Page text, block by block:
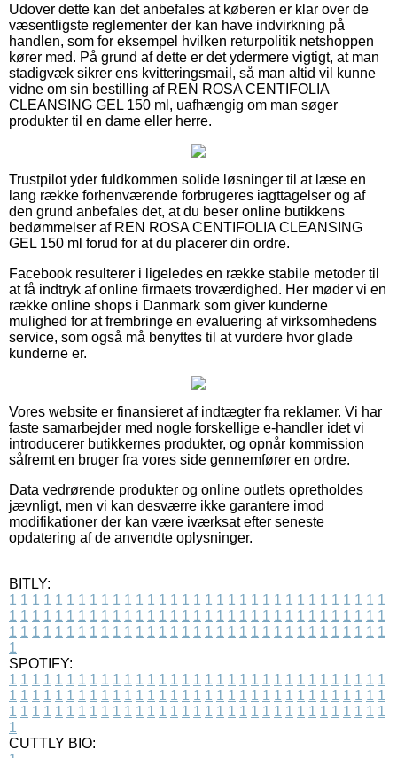
Udover dette kan det anbefales at køberen er klar over de
væsentligste reglementer der kan have indvirkning på
handlen, som for eksempel hvilken returpolitik netshoppen
kører med. På grund af dette er det ydermere vigtigt, at man
stadigvæk sikrer ens kvitteringsmail, så man altid vil kunne
vidne om sin bestilling af REN ROSA CENTIFOLIA
CLEANSING GEL 150 ml, uafhængig om man søger
produkter til en dame eller herre.
Trustpilot yder fuldkommen solide løsninger til at læse en
lang række forhenværende forbrugeres iagttagelser og af
den grund anbefales det, at du beser online butikkens
bedømmelser af REN ROSA CENTIFOLIA CLEANSING
GEL 150 ml forud for at du placerer din ordre.
Facebook resulterer i ligeledes en række stabile metoder til
at få indtryk af online firmaets troværdighed. Her møder vi en
række online shops i Danmark som giver kunderne
mulighed for at frembringe en evaluering af virksomhedens
service, som også må benyttes til at vurdere hvor glade
kunderne er.
Vores website er finansieret af indtægter fra reklamer. Vi har
faste samarbejder med nogle forskellige e-handler idet vi
introducerer butikkernes produkter, og opnår kommission
såfremt en bruger fra vores side gennemfører en ordre.
Data vedrørende produkter og online outlets opretholdes
jævnligt, men vi kan desværre ikke garantere imod
modifikationer der kan være iværksat efter seneste
opdatering af de anvendte oplysninger.
BITLY:
1 1 1 1 1 1 1 1 1 1 1 1 1 1 1 1 1 1 1 1 1 1 1 1 1 1 1 1 1 1 1 1 1
1 1 1 1 1 1 1 1 1 1 1 1 1 1 1 1 1 1 1 1 1 1 1 1 1 1 1 1 1 1 1 1 1
1 1 1 1 1 1 1 1 1 1 1 1 1 1 1 1 1 1 1 1 1 1 1 1 1 1 1 1 1 1 1 1 1
1
SPOTIFY:
1 1 1 1 1 1 1 1 1 1 1 1 1 1 1 1 1 1 1 1 1 1 1 1 1 1 1 1 1 1 1 1 1
1 1 1 1 1 1 1 1 1 1 1 1 1 1 1 1 1 1 1 1 1 1 1 1 1 1 1 1 1 1 1 1 1
1 1 1 1 1 1 1 1 1 1 1 1 1 1 1 1 1 1 1 1 1 1 1 1 1 1 1 1 1 1 1 1 1
1
CUTTLY BIO: